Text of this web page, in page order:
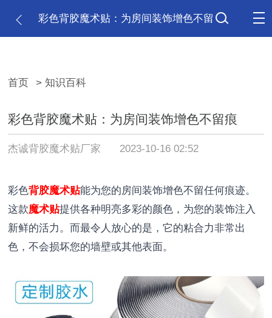
彩色背胶魔术贴：为房间装饰增色不留
首页 > 知识百科
彩色背胶魔术贴：为房间装饰增色不留痕
杰诚背胶魔术贴厂家 2023-10-16 02:52
彩色背胶魔术贴能为您的房间装饰增色不留任何痕迹。
这款魔术贴提供各种明亮多彩的颜色，为您的装饰注入
新鲜的活力。而最令人放心的是，它的粘合力非常出
色，不会损坏您的墙壁或其他表面。